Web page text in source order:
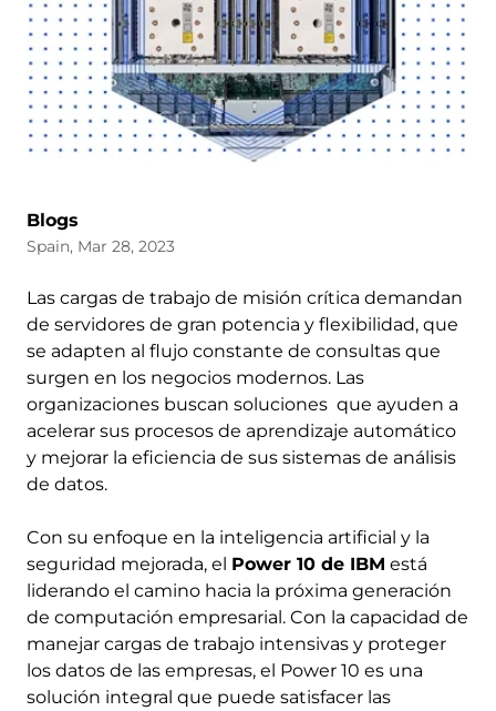
Blogs
Spain, Mar 28, 2023
Las cargas de trabajo de misión crítica demandan
de servidores de gran potencia y flexibilidad, que
se adapten al flujo constante de consultas que
surgen en los negocios modernos. Las
organizaciones buscan soluciones que ayuden a
acelerar sus procesos de aprendizaje automático
y mejorar la eficiencia de sus sistemas de análisis
de datos.
Con su enfoque en la inteligencia artificial y la
seguridad mejorada, el Power 10 de IBM está
liderando el camino hacia la próxima generación
de computación empresarial. Con la capacidad de
manejar cargas de trabajo intensivas y proteger
los datos de las empresas, el Power 10 es una
solución integral que puede satisfacer las